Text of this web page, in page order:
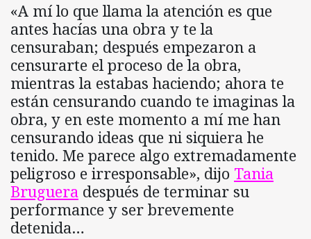
«A mí lo que llama la atención es que
antes hacías una obra y te la
censuraban; después empezaron a
censurarte el proceso de la obra,
mientras la estabas haciendo; ahora te
están censurando cuando te imaginas la
obra, y en este momento a mí me han
censurando ideas que ni siquiera he
tenido. Me parece algo extremadamente
peligroso e irresponsable», dijo Tania
Bruguera después de terminar su
performance y ser brevemente
detenida…